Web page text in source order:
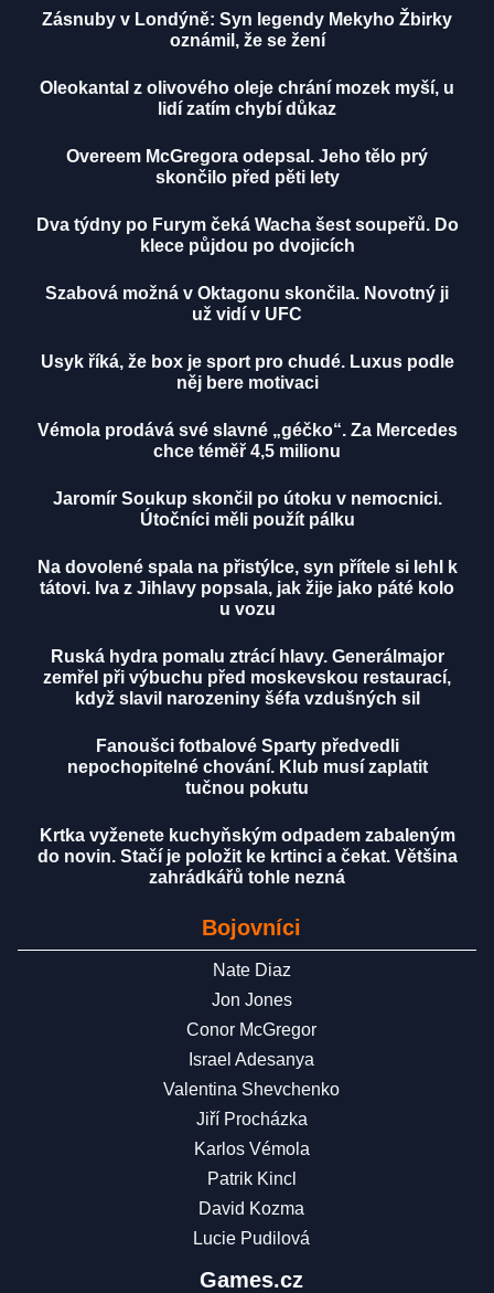
Zásnuby v Londýně: Syn legendy Mekyho Žbirky
oznámil, že se žení
Oleokantal z olivového oleje chrání mozek myší, u
lidí zatím chybí důkaz
Overeem McGregora odepsal. Jeho tělo prý
skončilo před pěti lety
Dva týdny po Furym čeká Wacha šest soupeřů. Do
klece půjdou po dvojicích
Szabová možná v Oktagonu skončila. Novotný ji
už vidí v UFC
Usyk říká, že box je sport pro chudé. Luxus podle
něj bere motivaci
Vémola prodává své slavné „géčko“. Za Mercedes
chce téměř 4,5 milionu
Jaromír Soukup skončil po útoku v nemocnici.
Útočníci měli použít pálku
Na dovolené spala na přistýlce, syn přítele si lehl k
tátovi. Iva z Jihlavy popsala, jak žije jako páté kolo
u vozu
Ruská hydra pomalu ztrácí hlavy. Generálmajor
zemřel při výbuchu před moskevskou restaurací,
když slavil narozeniny šéfa vzdušných sil
Fanoušci fotbalové Sparty předvedli
nepochopitelné chování. Klub musí zaplatit
tučnou pokutu
Krtka vyženete kuchyňským odpadem zabaleným
do novin. Stačí je položit ke krtinci a čekat. Většina
zahrádkářů tohle nezná
Bojovníci
Nate Diaz
Jon Jones
Conor McGregor
Israel Adesanya
Valentina Shevchenko
Jiří Procházka
Karlos Vémola
Patrik Kincl
David Kozma
Lucie Pudilová
Games.cz